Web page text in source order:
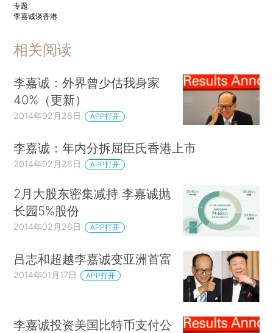
专题
李嘉诚谈香港
相关阅读
李嘉诚：外界曾少估我身家
40%（更新）
2014年02月28日 APP打开
李嘉诚：年内分拆屈臣氏香港上市
2014年02月28日 APP打开
2月大股东密集减持 李嘉诚抛
长园5%股份
2014年02月26日 APP打开
吕志和超越李嘉诚变亚洲首富
2014年01月17日 APP打开
李嘉诚投资美国比特币支付公